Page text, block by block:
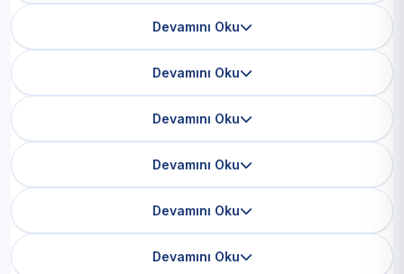
Devamını Oku
Devamını Oku
Devamını Oku
Devamını Oku
Devamını Oku
Devamını Oku